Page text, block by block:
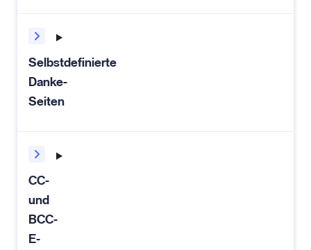
Selbstdefinierte
Danke-
Seiten
CC-
und
BCC-
E-